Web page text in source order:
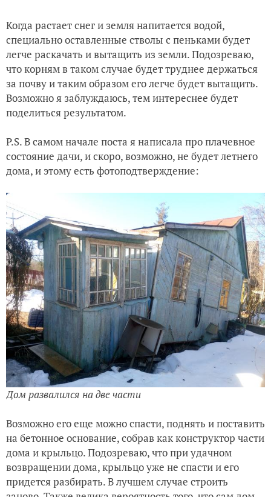
Когда растает снег и земля напитается водой,
специально оставленные стволы с пеньками будет
легче раскачать и вытащить из земли. Подозреваю,
что корням в таком случае будет труднее держаться
за почву и таким образом его легче будет вытащить.
Возможно я заблуждаюсь, тем интереснее будет
поделиться результатом.
P.S. В самом начале поста я написала про плачевное
состояние дачи, и скоро, возможно, не будет летнего
дома, и этому есть фотоподтверждение:
Дом развалился на две части
Возможно его еще можно спасти, поднять и поставить
на бетонное основание, собрав как конструктор части
дома и крыльцо. Подозреваю, что при удачном
возвращении дома, крыльцо уже не спасти и его
придется разбирать. В лучшем случае строить